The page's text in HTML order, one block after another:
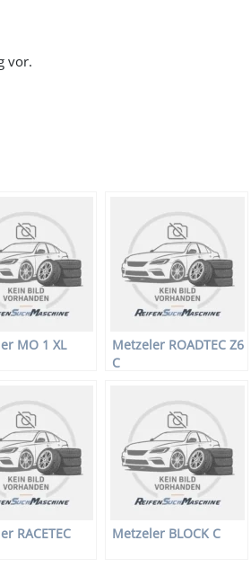
vor.
MO 1 XL
Metzeler ROADTEC Z6
C
RACETEC
Metzeler BLOCK C